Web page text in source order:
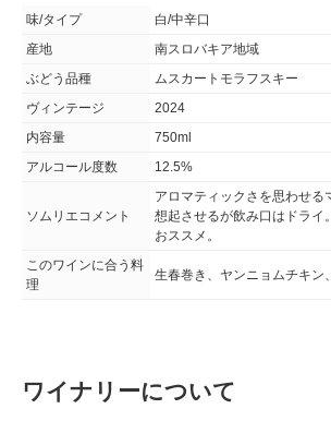
味/タイプ
白/中辛口
産地
南スロバキア地域
ぶどう品種
ムスカートモラフスキー
ヴィンテージ
2024
内容量
750ml
アルコール度数
12.5%
ソムリエコメント
アロマティックさを思わせる
想起させるが飲み口はドライ
おススメ。
このワインに合う料
理
生春巻き、ヤンニョムチキン
ワイナリーについて